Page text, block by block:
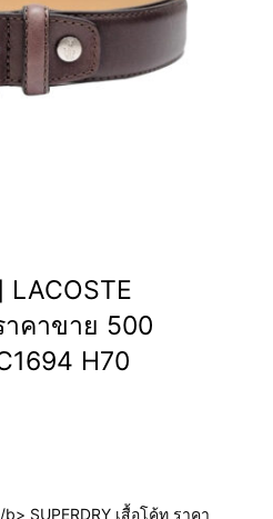
คาขาย 500
H70